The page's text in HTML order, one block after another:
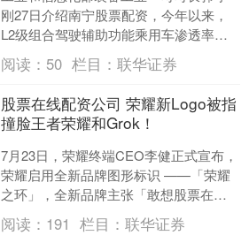
刚27日介绍南宁股票配资，今年以来，
L2级组合驾驶辅助功能乘用车渗透率达
到70.5%南宁股票配资，领航驾驶辅助
（NOA）功能乘....
阅读： 50 栏目：联华证券
股票在线配资公司 荣耀新Logo被指
撞脸王者荣耀和Grok！
7月23日，荣耀终端CEO李健正式宣布，
荣耀启用全新品牌图形标识 ——「荣耀
之环」，全新品牌主张「敢想股票在线
配资公司，敢不同」。 新标识保留经典
“HONOR....
阅读： 191 栏目：联华证券